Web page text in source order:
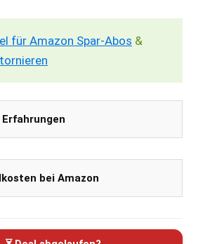
für Amazon Spar-Abos &
Erfahrungen
bei Amazon